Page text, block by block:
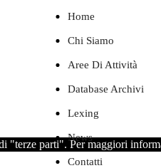
Home
Chi Siamo
Aree Di Attività
Database Archivi
Lexing
News
Contatti
parti". Per maggiori